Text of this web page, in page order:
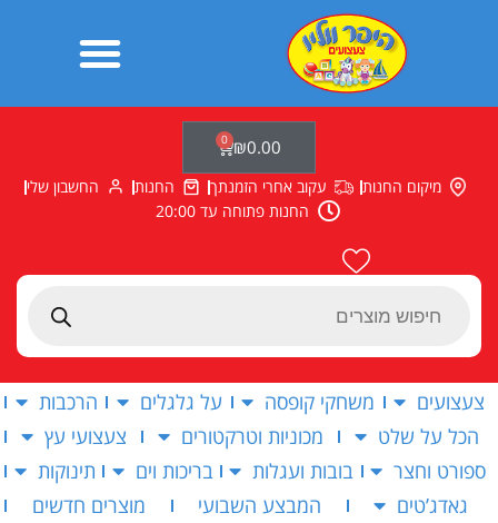
Products
₪0.00
0
עגלת
קניות
מיקום החנות עקוב אחרי הזמנתך החנות
החשבון שלי
החנות פתוחה עד 20:00
צעצועים משחקי קופסה על גלגלים
הרכבות
הכל על שלט
מכוניות וטרקטורים
צעצועי עץ
ספורט וחצר
בובות ועגלות בריכות וים
תינוקות
גאדג’טים
המבצע השבועי
מוצרים חדשים